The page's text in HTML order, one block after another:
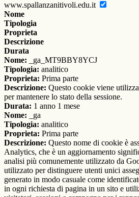
www.spallanzanitivoli.edu.it
Nome
Tipologia
Proprieta
Descrizione
Durata
Nome: _ga_MT9BBY8YCJ
Tipologia: analitico
Proprieta: Prima parte
Descrizione: Questo cookie viene
per mantenere lo stato della sessione.
Durata: 1 anno 1 mese
Nome: _ga
Tipologia: analitico
Proprieta: Prima parte
Descrizione: Questo nome di cookie è
Analytics, che è un aggiornamento
analisi più comunemente utilizzato da
utilizzato per distinguere utenti unici
generato in modo casuale come
in ogni richiesta di pagina in un sito e